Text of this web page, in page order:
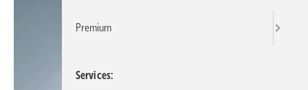
Premium
Services